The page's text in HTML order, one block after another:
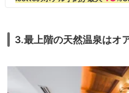
１、大浴場は洗い場と湯船が近
3.最上階の天然温泉はオ